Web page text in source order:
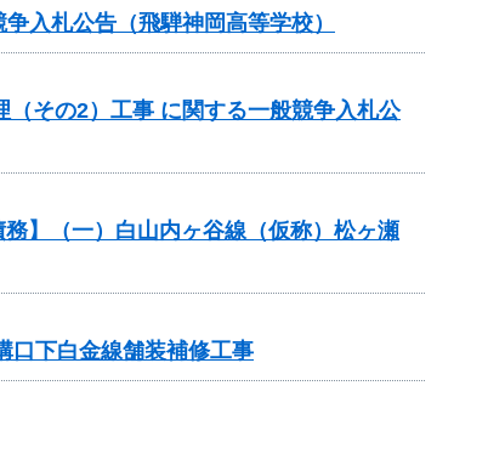
入札公告（飛騨神岡高等学校）
その2）工事 に関する一般競争入札公
】（一）白山内ヶ谷線（仮称）松ヶ瀬
口下白金線舗装補修工事